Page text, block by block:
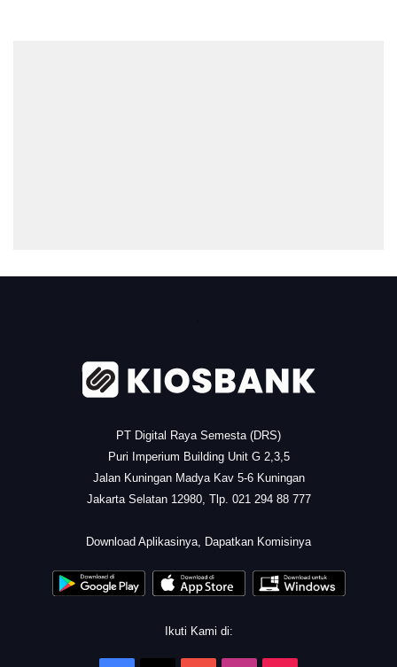
PT Digital Raya Semesta (DRS)
Puri Imperium Building Unit G 2,3,5
Jalan Kuningan Madya Kav 5-6 Kuningan
Jakarta Selatan 12980, Tlp. 021 294 88 777
Download Aplikasinya, Dapatkan Komisinya
Ikuti Kami di: